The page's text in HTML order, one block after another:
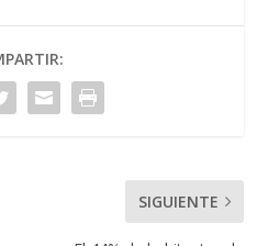
SIGUIENTE